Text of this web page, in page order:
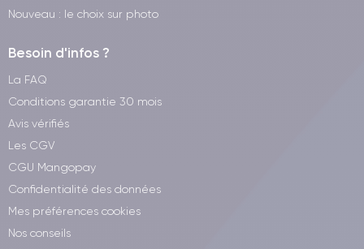
Nouveau : le choix sur photo
Besoin d'infos ?
La FAQ
Conditions garantie 30 mois
Avis vérifiés
Les CGV
CGU Mangopay
Confidentialité des données
Mes préférences cookies
Nos conseils